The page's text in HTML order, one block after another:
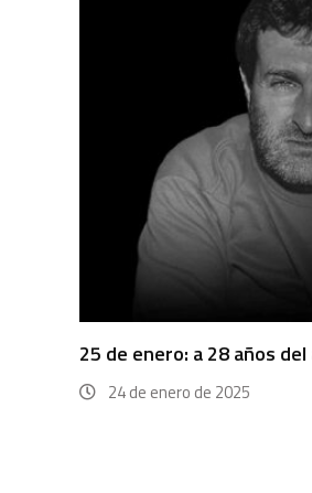
25 de enero: a 28 años del
24 de enero de 2025